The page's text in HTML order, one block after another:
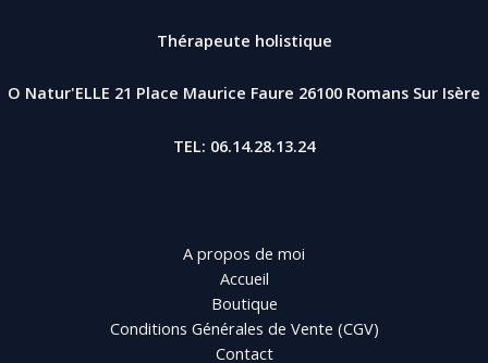
Thérapeute holistique
O Natur'ELLE 21 Place Maurice Faure 26100 Romans Sur Isère
TEL: 06.14.28.13.24
A propos de moi
Accueil
Boutique
Conditions Générales de Vente (CGV)
Contact